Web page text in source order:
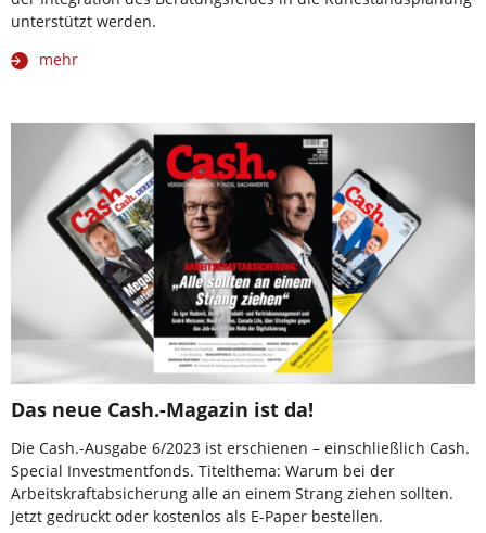
unterstützt werden.
mehr
Das neue Cash.-Magazin ist da!
Die Cash.-Ausgabe 6/2023 ist erschienen – einschließlich Cash.
Special Investmentfonds. Titelthema: Warum bei der
Arbeitskraftabsicherung alle an einem Strang ziehen sollten.
Jetzt gedruckt oder kostenlos als E-Paper bestellen.